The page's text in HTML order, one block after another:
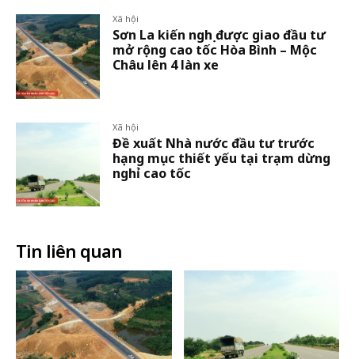
Xã hội
Sơn La kiến nghị được giao đầu tư
mở rộng cao tốc Hòa Bình – Mộc
Châu lên 4 làn xe
Xã hội
Đề xuất Nhà nước đầu tư trước
hạng mục thiết yếu tại trạm dừng
nghỉ cao tốc
Tin liên quan